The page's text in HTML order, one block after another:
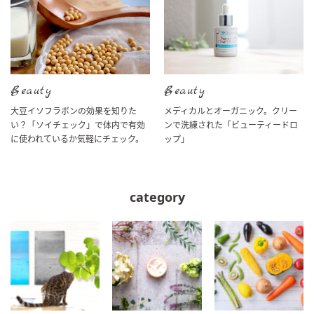
Beauty
大豆イソフラボンの効果を知りた
い？「ソイチェック」で体内で有効
に使われているか気軽にチェック。
Beauty
メディカルとオーガニック。クリー
ンで洗練された「ビューティードロ
ップ」
category